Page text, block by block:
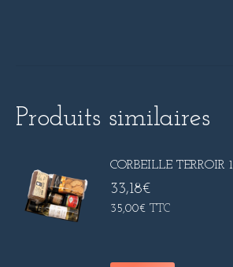
Produits similaires
CORBEILLE TERROIR 1
33,18€
35,00€ TTC